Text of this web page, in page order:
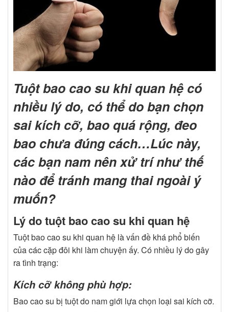
Tuột bao cao su khi quan hệ có
nhiều lý do, có thể do bạn chọn
sai kích cỡ, bao quá rộng, đeo
bao chưa đúng cách…Lúc này,
các bạn nam nên xử trí như thế
nào để tránh mang thai ngoài ý
muốn?
Lý do tuột bao cao su khi quan hệ
Tuột bao cao su khi quan hệ là vấn đề khá phổ biến
của các cặp đôi khi làm chuyện ấy. Có nhiều lý do gây
ra tình trạng:
Kích cỡ không phù hợp:
Bao cao su bị tuột do nam giới lựa chọn loại sai kích cỡ.